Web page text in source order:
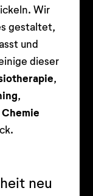
Wir
gestaltet,
und
dieser
,
,
Chemie
neu